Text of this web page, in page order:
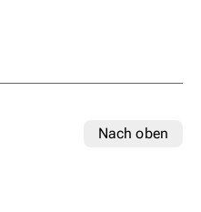
Nach oben